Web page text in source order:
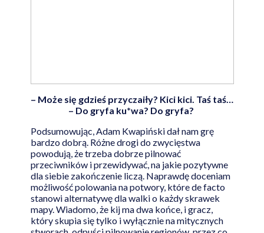
– Może się gdzieś przyczaiły? Kici kici. Taś taś…
– Do gryfa ku*wa? Do gryfa?
Podsumowując, Adam Kwapiński dał nam grę
bardzo dobrą. Różne drogi do zwycięstwa
powodują, że trzeba dobrze pilnować
przeciwników i przewidywać, na jakie pozytywne
dla siebie zakończenie liczą. Naprawdę doceniam
możliwość polowania na potwory, które de facto
stanowi alternatywę dla walki o każdy skrawek
mapy. Wiadomo, że kij ma dwa końce, i gracz,
który skupia się tylko i wyłącznie na mitycznych